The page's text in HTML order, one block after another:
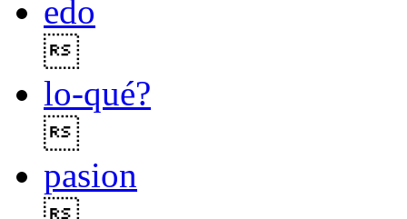
edo
lo-qué?
pasion